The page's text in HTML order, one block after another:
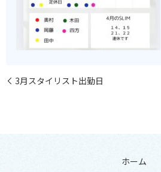
3月スタイリスト出勤日
ホーム